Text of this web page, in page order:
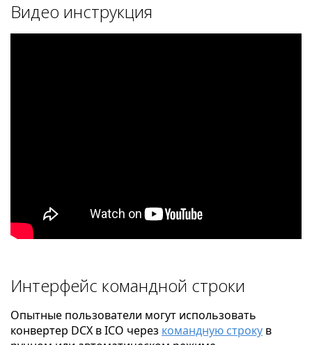
Видео инструкция
Интерфейс командной строки
Опытные пользователи могут использовать
конвертер DCX в ICO через командную строку в